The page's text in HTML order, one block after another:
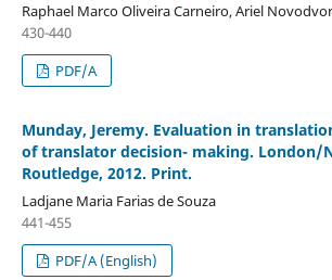
Raphael Marco Oliveira Carneiro, Ariel
430-440
PDF/A
Munday, Jeremy. Evaluation in
of translator decision- making. London/
Routledge, 2012. Print.
Ladjane Maria Farias de Souza
441-455
PDF/A (English)